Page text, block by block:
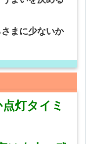
まに少ないか
灯タイミ